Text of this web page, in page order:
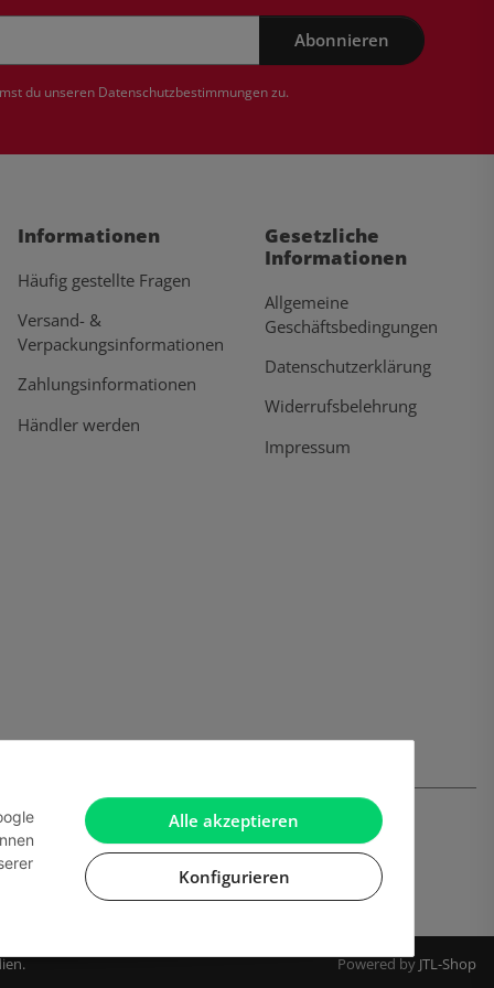
Alle akzeptieren
Konfigurieren
Abonnieren
du unseren Datenschutzbestimmungenzu.
Informationen
Häufig gestellte Fragen
Versand- &
Verpackungsinformationen
Zahlungsinformationen
Händler werden
Gesetzliche
Informationen
Allgemeine
Geschäftsbedingungen
Datenschutzerklärung
Widerrufsbelehrung
Impressum
Powered by JTL-Shop